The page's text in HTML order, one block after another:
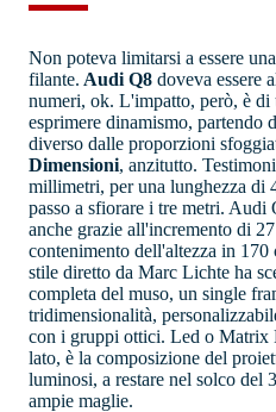
Non poteva limitarsi a essere
filante. Audi Q8 doveva essere
numeri, ok. L'impatto, però, è di
esprimere dinamismo, partendo
diverso dalle proporzioni
Dimensioni, anzitutto.
millimetri, per una lunghezza di
passo a sfiorare i tre metri. Audi
anche grazie all'incremento di
contenimento dell'altezza in
stile diretto da Marc Lichte ha
completa del muso, un single
tridimensionalità,
con i gruppi ottici. Led o
lato, è la composizione del
luminosi, a restare nel solco del
ampie maglie.